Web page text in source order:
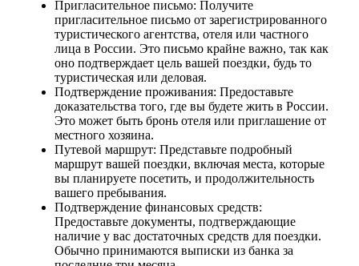
Пригласительное письмо: Получите
пригласительное письмо от зарегистрированного
туристического агентства, отеля или частного
лица в России. Это письмо крайне важно, так как
оно подтверждает цель вашей поездки, будь то
туристическая или деловая.
Подтверждение проживания: Предоставьте
доказательства того, где вы будете жить в России.
Это может быть бронь отеля или приглашение от
местного хозяина.
Путевой маршрут: Представьте подробный
маршрут вашей поездки, включая места, которые
вы планируете посетить, и продолжительность
вашего пребывания.
Подтверждение финансовых средств:
Предоставьте документы, подтверждающие
наличие у вас достаточных средств для поездки.
Обычно принимаются выписки из банка за